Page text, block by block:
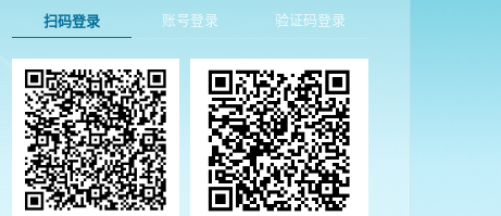
扫码登录 账号登录 验证码登录